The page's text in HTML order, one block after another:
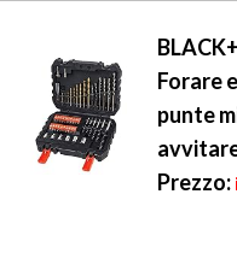
Forare
punte
Prezzo: